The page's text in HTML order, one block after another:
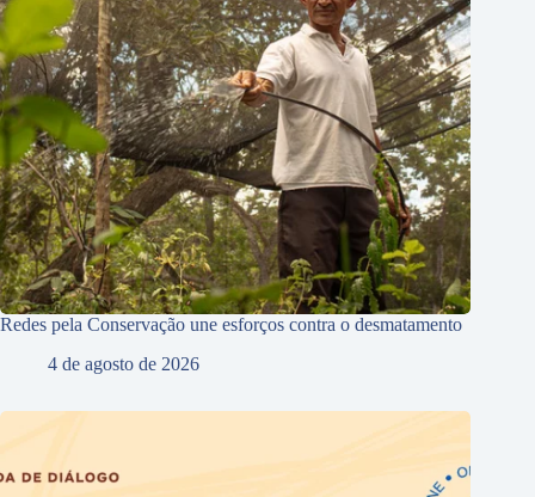
Redes pela Conservação une esforços contra o desmatamento
4 de agosto de 2026